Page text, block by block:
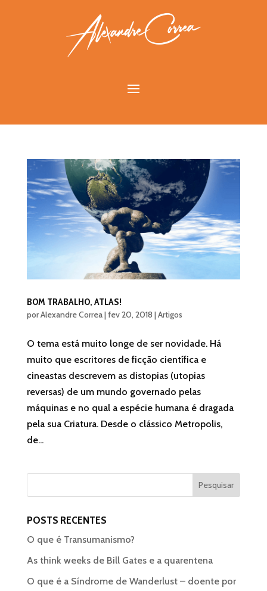
BOM TRABALHO, ATLAS!
porAlexandre Correa|fev 20, 2018 |Artigos
O tema está muito longe de ser novidade. Há
muito que escritores de ficção científica e
cineastas descrevem as distopias (utopias
reversas) de um mundo governado pelas
máquinas e no qual a espécie humana é dragada
pela sua Criatura. Desde o clássico Metropolis,
de...
POSTS RECENTES
O que é Transumanismo?
As think weeks de Bill Gates e a quarentena
O que é a Síndrome de Wanderlust – doente por